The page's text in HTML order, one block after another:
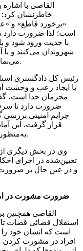
القاصی با
خاطرنشان کرد:
«برخورد قاطع» و
است؛ لذا ضرورت
با جدیت ورود شود و
شهروندان می‌کنند و
می‌نمایند، با جدیت و بدون مسامحه برخورد گردد.
رئیس کل دادگستری
با ایجاد رعب و وحشت
مجرمان جدا است،
ضرورت دارد تا
جرایم امنیتی
قرار گرفت، این
به‌منظور برگزاری دادگاه به‌صورت علنی وجود دارد.
وی در بخش دیگری
تعیین‌شده در اجرای
و در عین حال بر ضرورت
ضرورت مشورت در
القاصی
استقلال قضائی قضات
است که انسان خود
افراد در مشورت کردن